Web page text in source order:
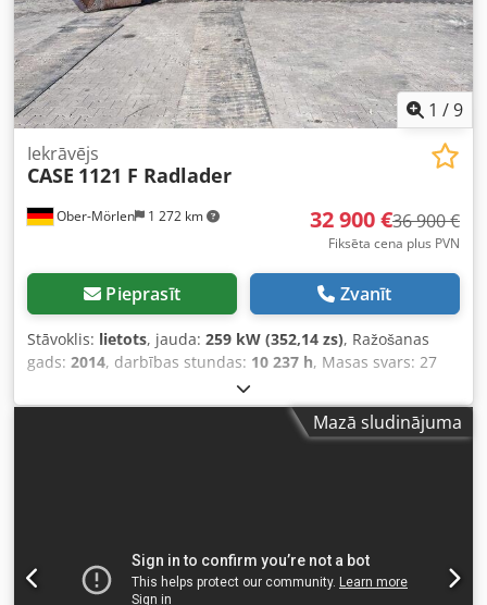
1 /9
Ober-Mörlen 1 272 km
Iekrāvējs
CASE 1121 F Radlader
32 900 €36 900 €
Fiksēta cena plus PVN
Pieprasīt Zvanīt
Stāvoklis: lietots, jauda: 259 kW (352,14 zs), Ražošanas
gads: 2014, darbības stundas: 10 237 h, Masas svars: 27
024 kg Lūdzu, sazinieties ar Emal Jaweed, lai iegūtu vairāk
informācijas. Riteņu iekrāvējs / Wheel Loader, Case 1121F,
izgatavošanas gads: 2014, darba stundas: 10 237 h,
augstums: 1 750 mm, pieejams video. Citi: * Piedāvājam
pārdošanai vairāk nekā 200 vienību. * Mūsu atrašanās
Mazā sludinājuma